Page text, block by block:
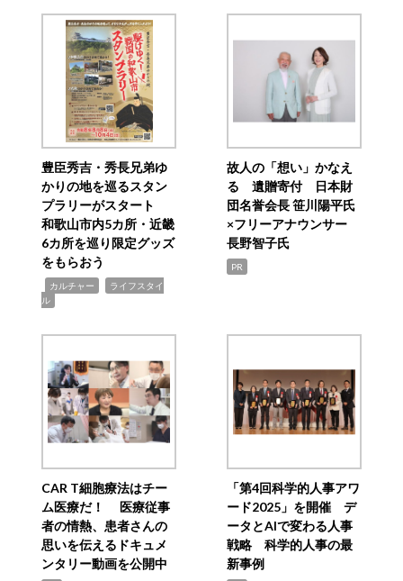
豊臣秀吉・秀長兄弟ゆ
かりの地を巡るスタン
プラリーがスタート
和歌山市内5カ所・近畿
6カ所を巡り限定グッズ
をもらおう
カルチャー
ライフスタイ
ル
故人の「想い」かなえ
る 遺贈寄付 日本財
団名誉会長 笹川陽平氏
×フリーアナウンサー
長野智子氏
PR
CAR T細胞療法はチー
ム医療だ！ 医療従事
者の情熱、患者さんの
思いを伝えるドキュメ
ンタリー動画を公開中
「第4回科学的人事アワ
ード2025」を開催 デ
ータとAIで変わる人事
戦略 科学的人事の最
新事例